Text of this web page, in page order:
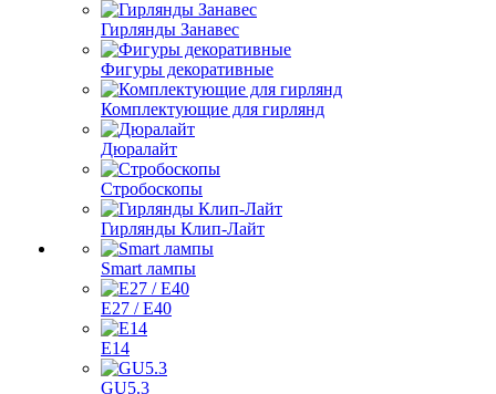
Гирлянды Занавес
Фигуры декоративные
Комплектующие для гирлянд
Дюралайт
Стробоскопы
Гирлянды Клип-Лайт
Smart лампы
E27 / E40
E14
GU5.3